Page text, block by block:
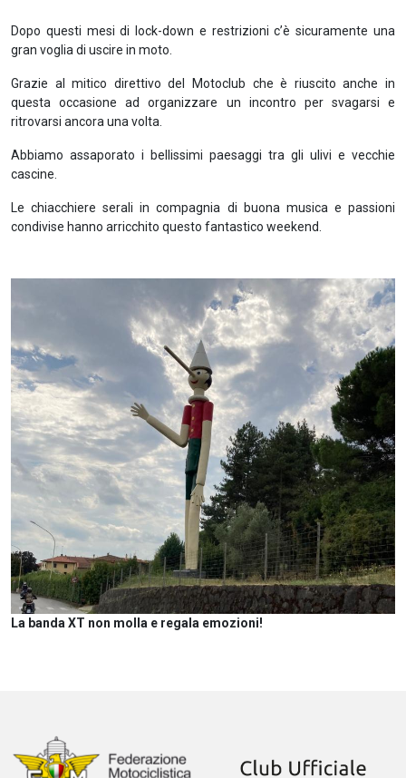
Dopo questi mesi di lock-down e restrizioni c’è sicuramente una
gran voglia di uscire in moto.
Grazie al mitico direttivo del Motoclub che è riuscito anche in
questa occasione ad organizzare un incontro per svagarsi e
ritrovarsi ancora una volta.
Abbiamo assaporato i bellissimi paesaggi tra gli ulivi e vecchie
cascine.
Le chiacchiere serali in compagnia di buona musica e passioni
condivise hanno arricchito questo fantastico weekend.
La banda XT non molla e regala emozioni!